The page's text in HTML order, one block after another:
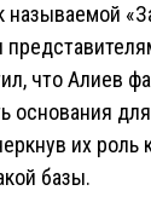
называемой
что Алиев
основания
их роль
базы.